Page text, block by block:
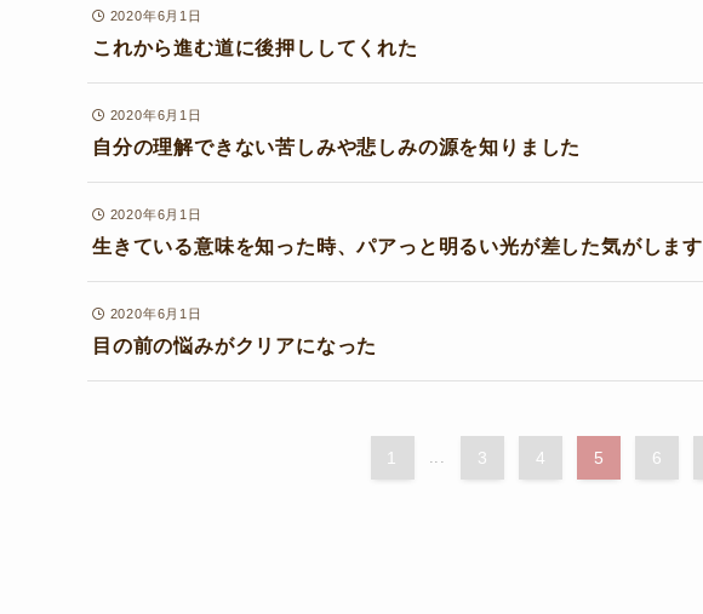
2020年6月1日
これから進む道に後押ししてくれた
2020年6月1日
自分の理解できない苦しみや悲しみの源を知りました
2020年6月1日
生きている意味を知った時、パアっと明るい光が差した気がします
2020年6月1日
目の前の悩みがクリアになった
1 ... 3 4 5 6